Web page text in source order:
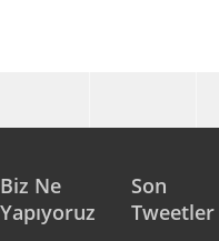
Biz Ne
Yapıyoruz
Son
Tweetler